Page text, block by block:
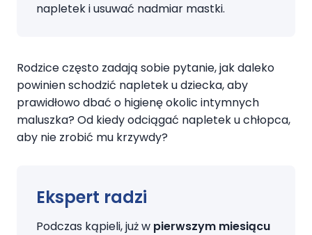
napletek i usuwać nadmiar mastki.
Rodzice często zadają sobie pytanie, jak daleko
powinien schodzić napletek u dziecka, aby
prawidłowo dbać o higienę okolic intymnych
maluszka? Od kiedy odciągać napletek u chłopca,
aby nie zrobić mu krzywdy?
Ekspert radzi
Podczas kąpieli, już w pierwszym miesiącu